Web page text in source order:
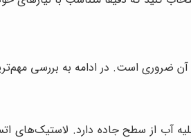
ضروری است. در ادامه به بررسی
آب از سطح جاده دارد. لاستیک‌های